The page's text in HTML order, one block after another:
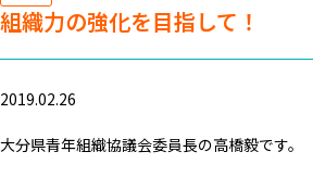
組織力の強化を目指して！
2019.02.26
大分県青年組織協議会委員長の高橋毅です。